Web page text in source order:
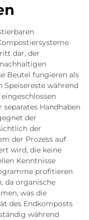
dar, der
Beutel fungieren als
während
separates Handhaben
der
der
der Prozess auf
wird, die keine
Kenntnisse
profitieren
da organische
was die
des Endkomposts
während